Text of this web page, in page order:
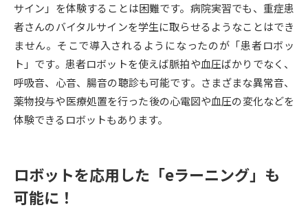
来場型・Web型イベント特集 夢ナビライブ
受験準備 資料検索
併願校選び 受験スケジュールを立てよう
先輩が入学を決めた理由
サイン」を体験することは困難です。病院実習でも、重症患
者さんのバイタルサインを学生に取らせるようなことはでき
ません。そこで導入されるようになったのが「患者ロボッ
ト」です。患者ロボットを使えば脈拍や血圧ばかりでなく、
呼吸音、心音、腸音の聴診も可能です。さまざまな異常音、
薬物投与や医療処置を行った後の心電図や血圧の変化などを
体験できるロボットもあります。
ロボットを応用した「eラーニング」も
可能に！